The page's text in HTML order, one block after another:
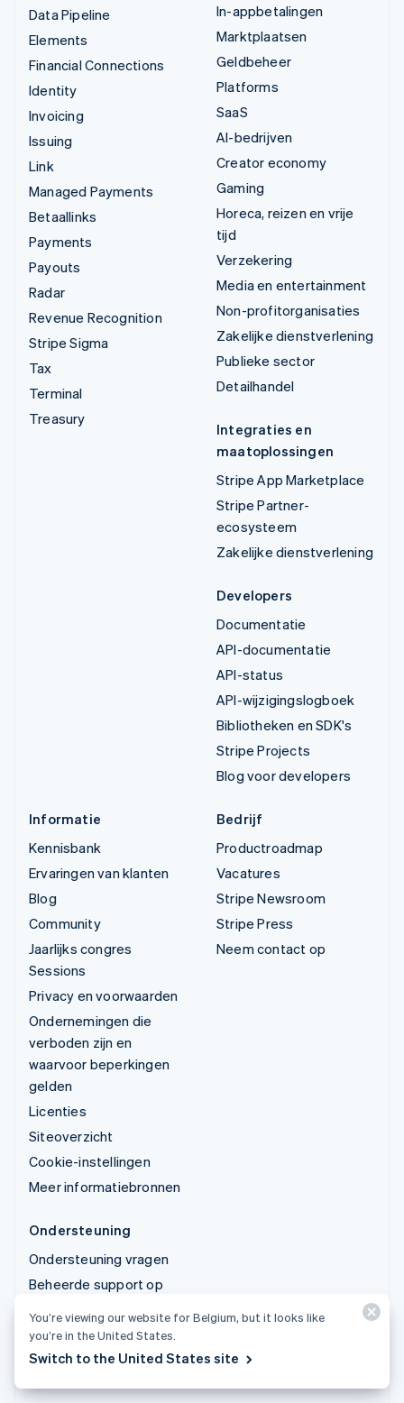
Data Pipeline
Elements
Financial Connections
Identity
Invoicing
Issuing
Link
Managed Payments
Betaallinks
Payments
Payouts
Radar
Revenue Recognition
Stripe Sigma
Tax
Terminal
Treasury
In-appbetalingen
Marktplaatsen
Geldbeheer
Platforms
SaaS
AI-bedrijven
Creator economy
Gaming
Horeca, reizen en vrije
tijd
Verzekering
Media en entertainment
Non-profitorganisaties
Zakelijke dienstverlening
Publieke sector
Detailhandel
Integraties en
maatoplossingen
Stripe App Marketplace
Stripe Partner-
ecosysteem
Zakelijke dienstverlening
Developers
Documentatie
API-documentatie
API-status
API-wijzigingslogboek
Bibliotheken en SDK's
Stripe Projects
Blog voor developers
Informatie
Kennisbank
Ervaringen van klanten
Blog
Community
Jaarlijks congres
Sessions
Privacy en voorwaarden
Ondernemingen die
verboden zijn en
waarvoor beperkingen
gelden
Licenties
Siteoverzicht
Cookie-instellingen
Meer informatiebronnen
Bedrijf
Productroadmap
Vacatures
Stripe Newsroom
Stripe Press
Neem contact op
Ondersteuning
Ondersteuning vragen
Beheerde support op
© 2026 Stripe, LLC
You’re viewing our website for Belgium, but it looks like
you’re in the United States.
Switch to the United States site